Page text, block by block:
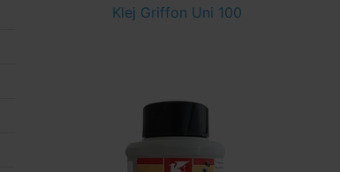
Klej Griffon Uni 100